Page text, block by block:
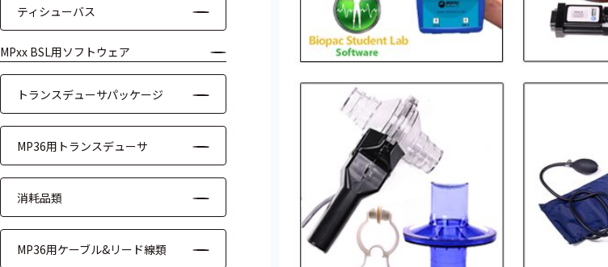
テレメー
タ
スイッチ
センサ・信号処
信号処理
ティシューバス
MPxx BSL用ソフトウェア
トランスデューサパッケージ
MP36用トランスデューサ
消耗品類
MP36用ケーブル&リード線類